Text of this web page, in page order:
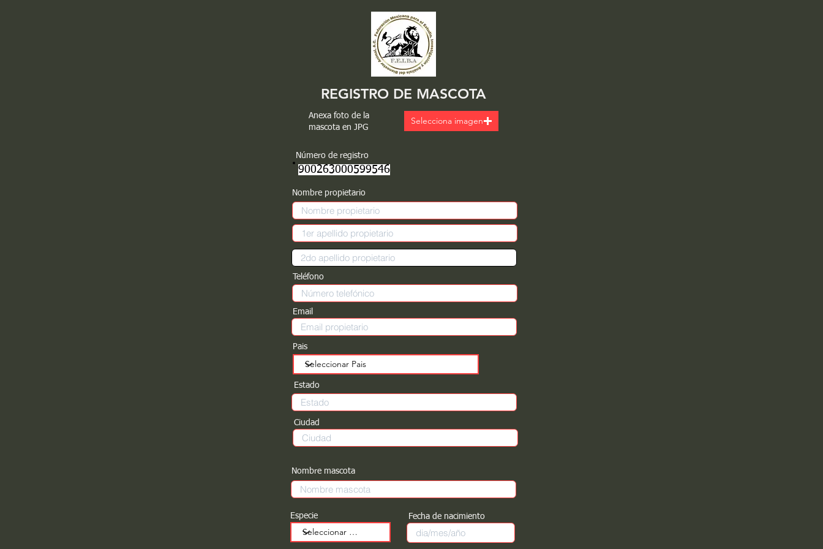
REGISTRO DE MASCOTA
Selecciona imagen
Anexa foto de la
mascota en JPG
Número de registro
900263000599546
Nombre propietario
Teléfono
Email
Pais
Estado
Ciudad
Nombre mascota
Especie Fecha de nacimiento